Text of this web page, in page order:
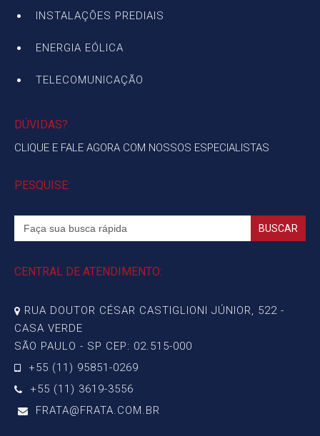
INSTALAÇÕES PREDIAIS
ENERGIA EÓLICA
TELECOMUNICAÇÃO
DÚVIDAS?
CLIQUE E FALE AGORA COM NOSSOS ESPECIALISTAS
PESQUISE:
Search
for:
CENTRAL DE ATENDIMENTO:
RUA DOUTOR CÉSAR CASTIGLIONI JÚNIOR, 522 -
CASA VERDE
SÃO PAULO - SP CEP: 02.515-000
+55 (11) 95851-0269
+55 (11) 3619-3556
FRATA@FRATA.COM.BR